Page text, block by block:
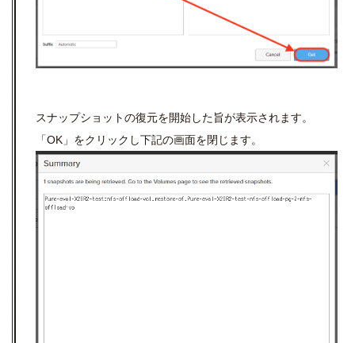
スナップショットの復元を開始した旨が表示されます。
「OK」をクリックし下記の画面を閉じます。